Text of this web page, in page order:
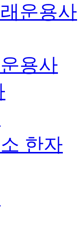
운용사
용사
한자